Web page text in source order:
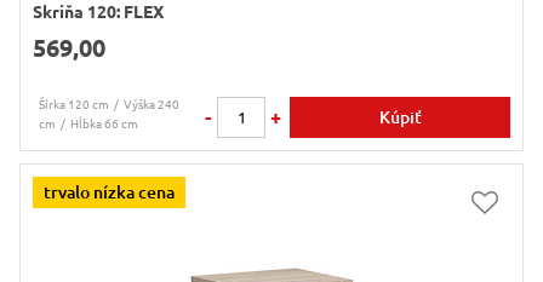
Skriňa 120: FLEX
569,00
Šírka 120 cm
Výška 240
cm
Hĺbka 66 cm - + Kúpiť
trvalo nízka cena